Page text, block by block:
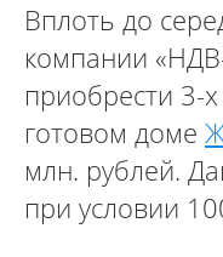
Вплоть до
компании
приобрести 3-
готовом доме
млн. рублей.
при условии